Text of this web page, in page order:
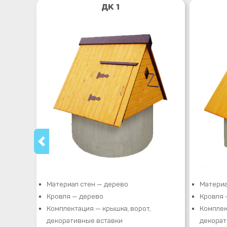
ДК 1
Материал стен — дерево
Кровля — дерево
Комплектация — крышка, ворот,
декоративные вставки
Кровля